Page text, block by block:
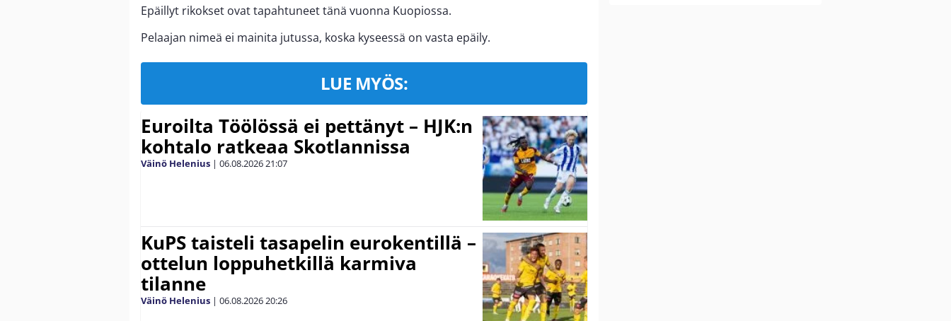
Epäillyt rikokset ovat tapahtuneet tänä vuonna Kuopiossa.
Pelaajan nimeä ei mainita jutussa, koska kyseessä on vasta epäily.
LUE MYÖS:
Euroilta Töölössä ei pettänyt – HJK:n
kohtalo ratkeaa Skotlannissa
Väinö Helenius | 06.08.202621:07
KuPS taisteli tasapelin eurokentillä –
ottelun loppuhetkillä karmiva
tilanne
Väinö Helenius | 06.08.202620:26